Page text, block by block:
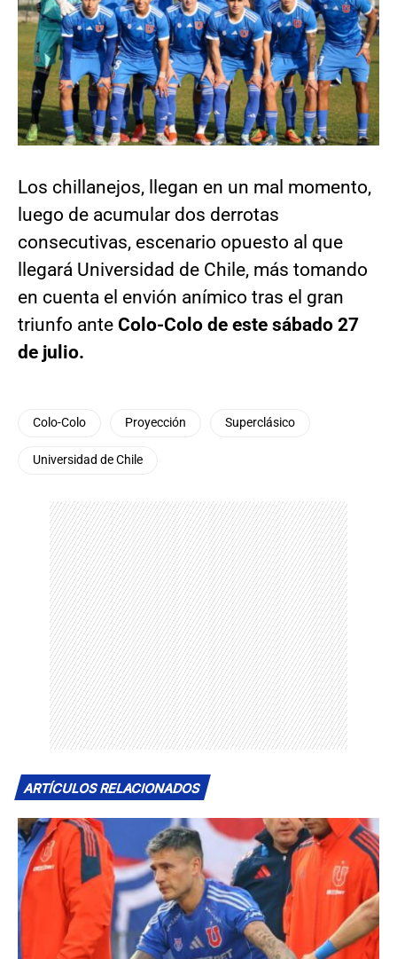
Los chillanejos, llegan en un mal momento,
luego de acumular dos derrotas
consecutivas, escenario opuesto al que
llegará Universidad de Chile, más tomando
en cuenta el envión anímico tras el gran
triunfo ante Colo-Colo de este sábado 27
de julio.
Colo-Colo Proyección Superclásico
Universidad de Chile
ARTÍCULOS RELACIONADOS